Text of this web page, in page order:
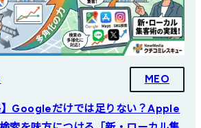
MEO
】Googleだけでは足りない？Apple